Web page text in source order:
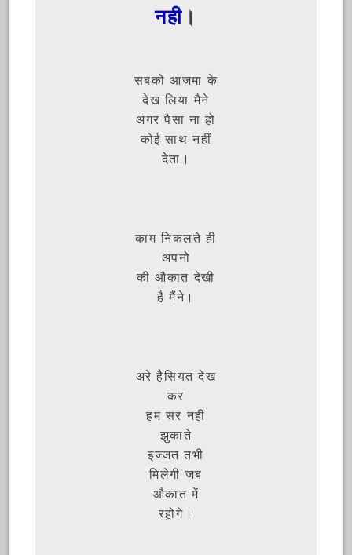
नही ।
सबको आजमा के
देख लिया मैने
अगर पैसा ना हो
कोई साथ नहीं
देता।
काम निकलते ही
अपनो
की औकात देखी
है मैंने।
अरे हैसियत देख
कर
हम सर नही
झुकाते
इज्जत तभी
मिलेगी जब
औकात में
रहोगे।